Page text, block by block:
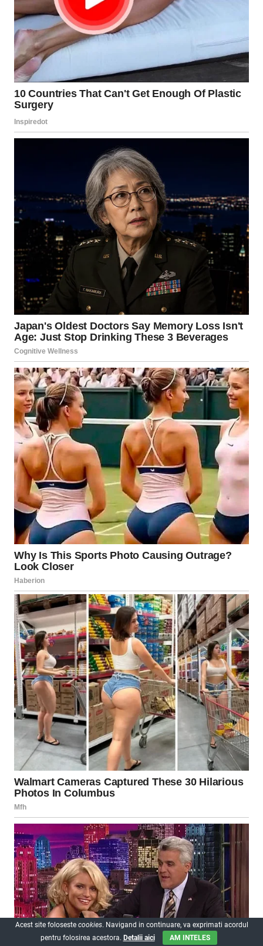
Acest site foloseste cookies. Navigand in continuare, va exprimati acordul
pentru folosirea acestora. Detalii aici AM INTELES